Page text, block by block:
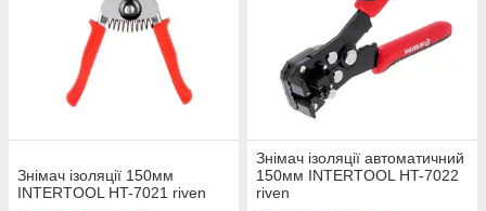
Знімач ізоляції 150мм
INTERTOOL HT-7021 riven
Знімач ізоляції автоматичний
150мм INTERTOOL HT-7022
riven